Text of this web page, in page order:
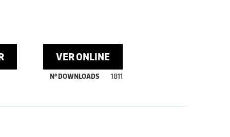
VER ONLINE
Nº DOWNLOADS 1811